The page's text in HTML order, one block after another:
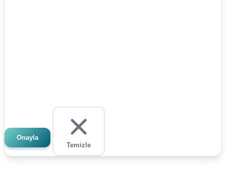
Onayla
Temizle